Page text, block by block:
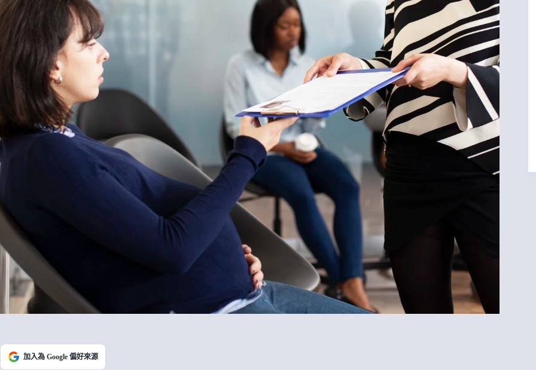
加入為 Google 偏好來源